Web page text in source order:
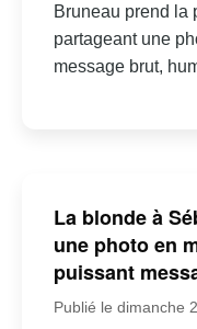
Bruneau prend la
partageant une
message brut,
La blonde à
une photo en
puissant
Publié le dimanche